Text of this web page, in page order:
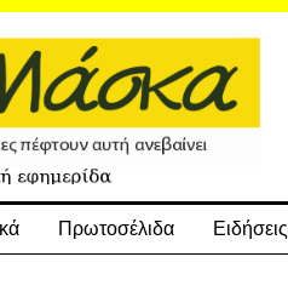
Πρωτοσέλιδα Ειδήσεις